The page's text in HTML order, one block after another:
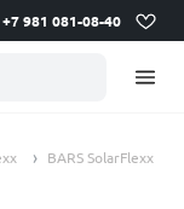
+7 981 081-08-40
BARS SolarFlexx